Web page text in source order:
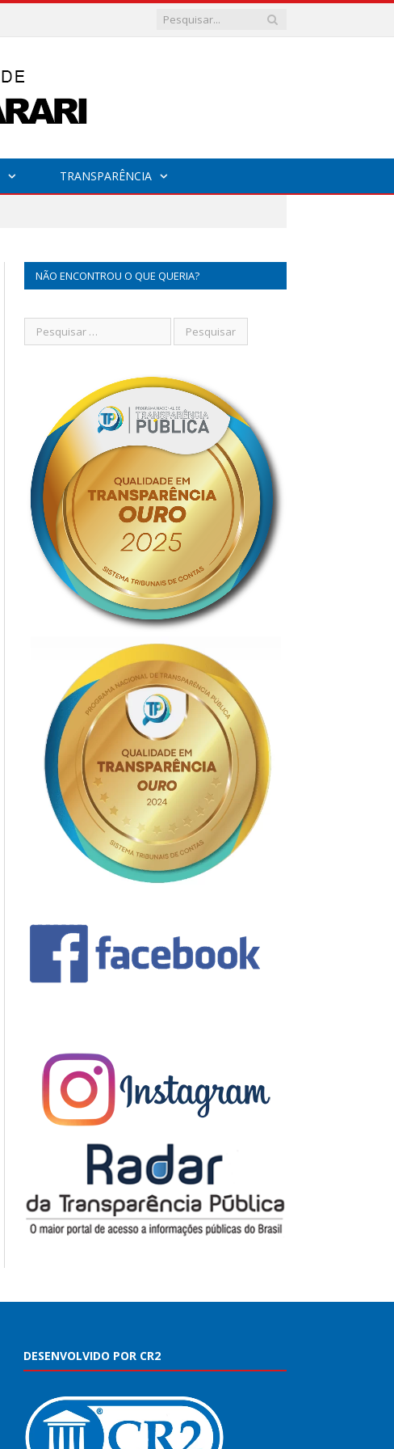
TRANSPARÊNCIA
NÃO ENCONTROU O QUE QUERIA?
DESENVOLVIDO POR CR2